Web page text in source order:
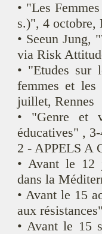
• "Les
s.)", 4 octobre,
• Seeun Jung,
via Risk
• "Etudes sur
femmes et les
juillet, Rennes
• "Genre et
éducatives" ,
2 - APPELS A
• Avant le 12
dans la
• Avant le 15
aux
• Avant le 15